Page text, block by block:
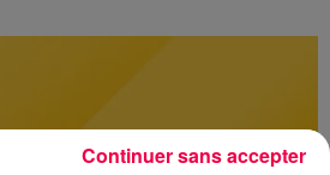
Continuer sans accepter